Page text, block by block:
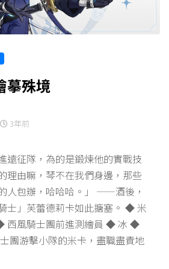
摹殊境
3年前
遠征隊，為的是鍛煉他的實戰技
理由嘛，琴不在我們身邊，那些
人包辦，哈哈哈。」 ——酒後，
士」芙蕾德莉卡如此搪塞。 ◆ 米
西風騎士團前進測繪員 ◆ 冰 ◆
團游擊小隊的米卡，盡職盡責地